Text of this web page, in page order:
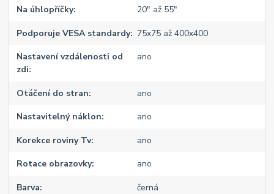
Na úhlopříčky 20" až 55"
Podporuje VESA standardy 75x75 až 400x400
Nastavení vzdálenosti od
zdi
ano
Otáčení do stran ano
Nastavitelný náklon ano
Korekce roviny Tv ano
Rotace obrazovky ano
Barva černá